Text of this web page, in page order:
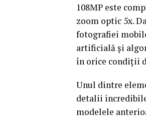
108MP este
zoom optic 5x.
fotografiei
artificială și
în orice condiții
Unul dintre
detalii
modelele